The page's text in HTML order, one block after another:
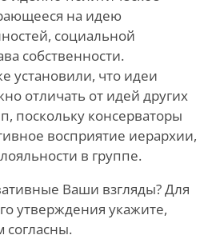
на идею
социальной
собственности.
установили, что идеи
отличать от идей других
поскольку консерваторы
восприятие иерархии,
в группе.
Ваши взгляды? Для
утверждения укажите,
согласны.